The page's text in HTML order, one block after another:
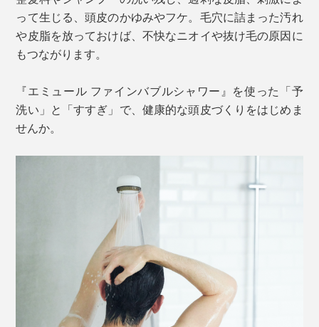
って生じる、頭皮のかゆみやフケ。毛穴に詰まった汚れ
や皮脂を放っておけば、不快なニオイや抜け毛の原因に
もつながります。
『エミュール ファインバブルシャワー』を使った「予
洗い」と「すすぎ」で、健康的な頭皮づくりをはじめま
せんか。